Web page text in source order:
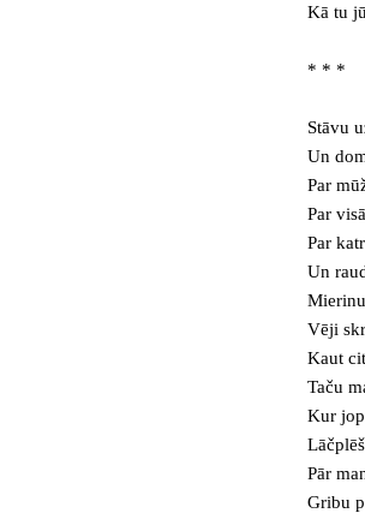
Kā tu
* * *
Stāvu
Un
Par
Par
Par
Un
Vēji
Kaut
Taču
Kur
Pār
Gribu